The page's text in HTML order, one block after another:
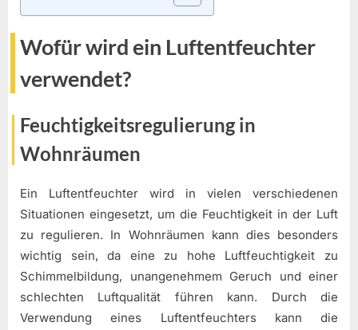
Wofür wird ein Luftentfeuchter
verwendet?
Feuchtigkeitsregulierung in
Wohnräumen
Ein Luftentfeuchter wird in vielen verschiedenen
Situationen eingesetzt, um die Feuchtigkeit in der Luft
zu regulieren. In Wohnräumen kann dies besonders
wichtig sein, da eine zu hohe Luftfeuchtigkeit zu
Schimmelbildung, unangenehmem Geruch und einer
schlechten Luftqualität führen kann. Durch die
Verwendung eines Luftentfeuchters kann die